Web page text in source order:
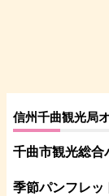
信州千曲観光局
千曲市観光総合
季節パンフレッ